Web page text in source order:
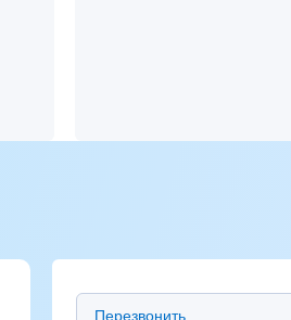
Предпочтительный